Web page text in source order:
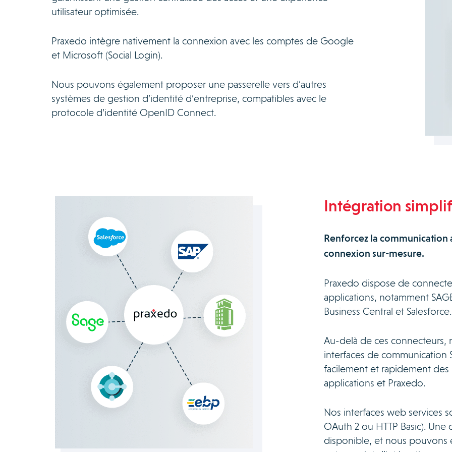
utilisateur optimisée.
Praxedo intègre nativement la connexion avec les comptes de Google
et Microsoft (Social Login).
Nous pouvons également proposer une passerelle vers d’autres
systèmes de gestion d’identité d’entreprise, compatibles avec le
protocole d’identité OpenID Connect.
Intégration
Renforcez la
connexion sur-mesure.
Praxedo dispose de
applications, notamment
Business Central et Salesforce.
Au-delà de ces
interfaces de communication
facilement et rapidement
applications et Praxedo.
Nos interfaces web services
OAuth 2 ou HTTP Basic).
disponible, et nous pouvons